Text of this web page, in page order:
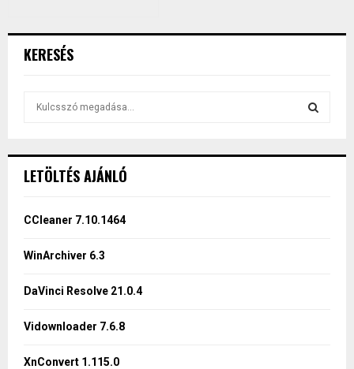
KERESÉS
h
o
:
LETÖLTÉS AJÁNLÓ
CCleaner 7.10.1464
WinArchiver 6.3
DaVinci Resolve 21.0.4
Vidownloader 7.6.8
XnConvert 1.115.0